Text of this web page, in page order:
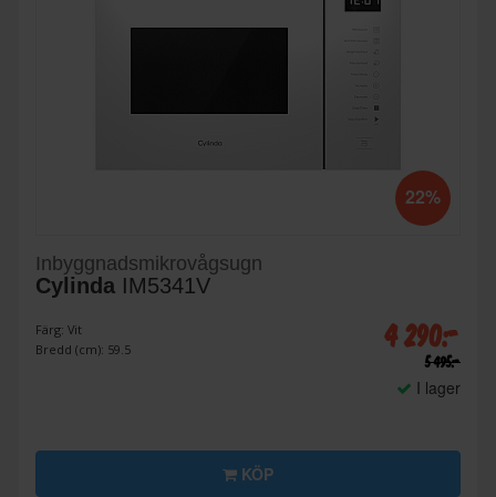
22%
Inbyggnadsmikrovågsugn
Cylinda IM5341V
Färg: Vit
Bredd (cm): 59.5
4 290:-
5 495:-
I lager
KÖP